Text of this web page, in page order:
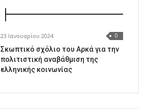
23 Ιανουαρίου 2024 0
Σκωπτικό σχόλιο του Αρκά για την
πολιτιστική αναβάθμιση της
ελληνικής κοινωνίας